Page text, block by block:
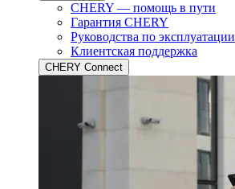
CHERY — помощь в пути
Гарантия CHERY
Руководства по эксплуатации
Клиентская поддержка
CHERY Connect